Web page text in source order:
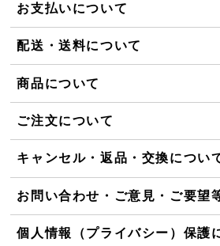
お支払いについて
配送・送料について
商品について
ご注文について
キャンセル・返品・交換につい
お問い合わせ・ご意見・ご要望
個人情報（プライバシー）保護